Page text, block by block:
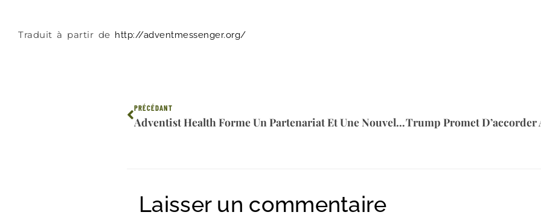
Traduit à partir de http://adventmessenger.org/
Précédent
PRÉCÉDANT
Adventist Health Forme Un Partenariat Et Une Nouvelle Coentreprise Avec L’un Des Prestataires De Services Chirurgicaux Les Plus Favorables Aux LGBT Et À L’affirmation Du Genre Du Pays
Laisser un commentaire